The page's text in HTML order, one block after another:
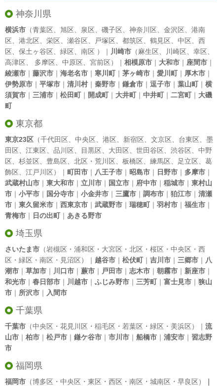
神奈川県
横浜市 （青葉区 旭区 泉区 磯子区 神奈川区 金沢区
港南
区
港北区 栄区 瀬谷区 戸塚区 都筑区 鶴見区 中区
西
区
保土ヶ谷区 緑区 南区 ）｜ 川崎市 （麻生区 川崎区 幸区
高津区
多摩区 中原区 宮前区）｜ 相模原市 ｜ 大和市 ｜ 座間市 ｜
綾瀬市 ｜ 藤沢市 ｜ 海老名市 ｜ 寒川町｜ 茅ヶ崎市 ｜ 愛川町｜ 厚木市 ｜
伊勢原市 ｜ 平塚市 ｜ 清川村｜ 秦野市 ｜ 鎌倉市 ｜ 逗子市 ｜ 葉山町｜ 横
須賀市 ｜ 三浦市 ｜ 松田町｜ 開成町｜ 大井町｜ 中井町｜ 二宮町｜ 大磯
町
東京都
東京23区 （千代田区 中央区 港区 新宿区 文京区 台東区
墨
田区
江東区 品川区 目黒区 大田区 世田谷区 渋谷区
中野
区
杉並区 豊島区 北区 ・ 荒川区 板橋区 練馬区 足立区
葛
飾区
江戸川区）｜ 町田市 ｜ 八王子市 ｜ 昭島市 ｜ 日野市 ｜ 多摩市 ｜
武蔵村山市 ｜ 東大和市 ｜ 立川市 ｜ 国立市 ｜ 府中市 ｜ 稲城市 ｜ 東村山
市 ｜ 小平市 ｜ 国分寺市 ｜ 小金井市 ｜ 三鷹市 ｜ 調布市 ｜ 狛江市 ｜ 清瀬
市 ｜ 東久留米市 ｜ 西東京市 ｜ 武蔵野市 ｜ 瑞穂町｜ 羽村市 ｜ 福生市 ｜
青梅市 ｜ 日の出町｜ あきる野市
埼玉県
さいたま市 （岩槻区・浦和区・大宮区・北区・桜区・中央区・西
区・緑区・南区・見沼区）｜ 越谷市 ｜ 松伏町｜ 吉川市 ｜ 三郷市 ｜ 八
潮市 ｜ 草加市 ｜ 川口市 ｜ 蕨市 ｜ 戸田市 ｜ 志木市 ｜ 朝霧市 ｜ 新座市 ｜
和光市 ｜ 春日部市 ｜ 川越市 ｜ ふじみ野市 ｜ 三芳町｜ 富士見市 ｜ 狭山
市 ｜ 所沢市 ｜ 入間市
千葉県
千葉市 （中央区・花見川区・稲毛区・若葉区・緑区・美浜区）｜ 流
山市 ｜ 柏市 ｜ 松戸市 ｜ 鎌ケ谷市 ｜ 市川市 ｜ 船橋市 ｜ 浦安市 ｜ 習志野
市
福岡県
福岡市 （博多区・中央区・東区・西区・南区・城南区・早良区）